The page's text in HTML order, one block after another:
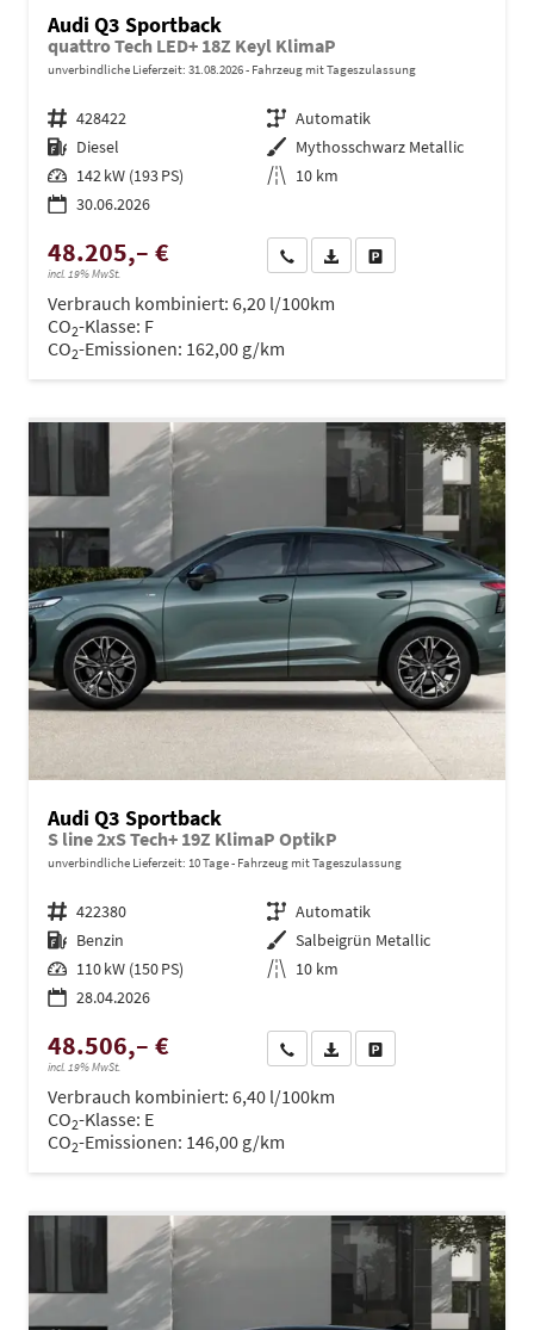
Audi Q3 Sportback
quattro Tech LED+ 18Z Keyl KlimaP
unverbindliche Lieferzeit: 31.08.2026 Fahrzeug mit Tageszulassung
Fahrzeugnr. 428422 Getriebe Automatik
Kraftstoff Diesel Außenfarbe Mythosschwarz Metallic
Leistung 142 kW (193 PS) Kilometerstand 10 km
30.06.2026
48.205,– €
incl. 19% MwSt.
Wir rufen Sie anPDF-Datei, Fahrzeugexposé
Verbrauch kombiniert: 6,20 l/100km
CO2-Klasse: F
CO2-Emissionen: 162,00 g/km
Audi Q3 Sportback
S line 2xS Tech+ 19Z KlimaP OptikP
unverbindliche Lieferzeit: 10 Tage Fahrzeug mit Tageszulassung
Fahrzeugnr. 422380 Getriebe Automatik
Kraftstoff Benzin Außenfarbe Salbeigrün Metallic
Leistung 110 kW (150 PS) Kilometerstand 10 km
28.04.2026
48.506,– €
incl. 19% MwSt.
Wir rufen Sie anPDF-Datei, Fahrzeugexposé
Verbrauch kombiniert: 6,40 l/100km
CO2-Klasse: E
CO2-Emissionen: 146,00 g/km